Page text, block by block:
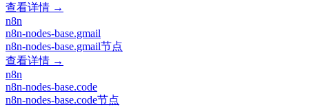
查看详情 →
n8n
n8n-nodes-base.gmail
n8n-nodes-base.gmail节点
查看详情 →
n8n
n8n-nodes-base.code
n8n-nodes-base.code节点